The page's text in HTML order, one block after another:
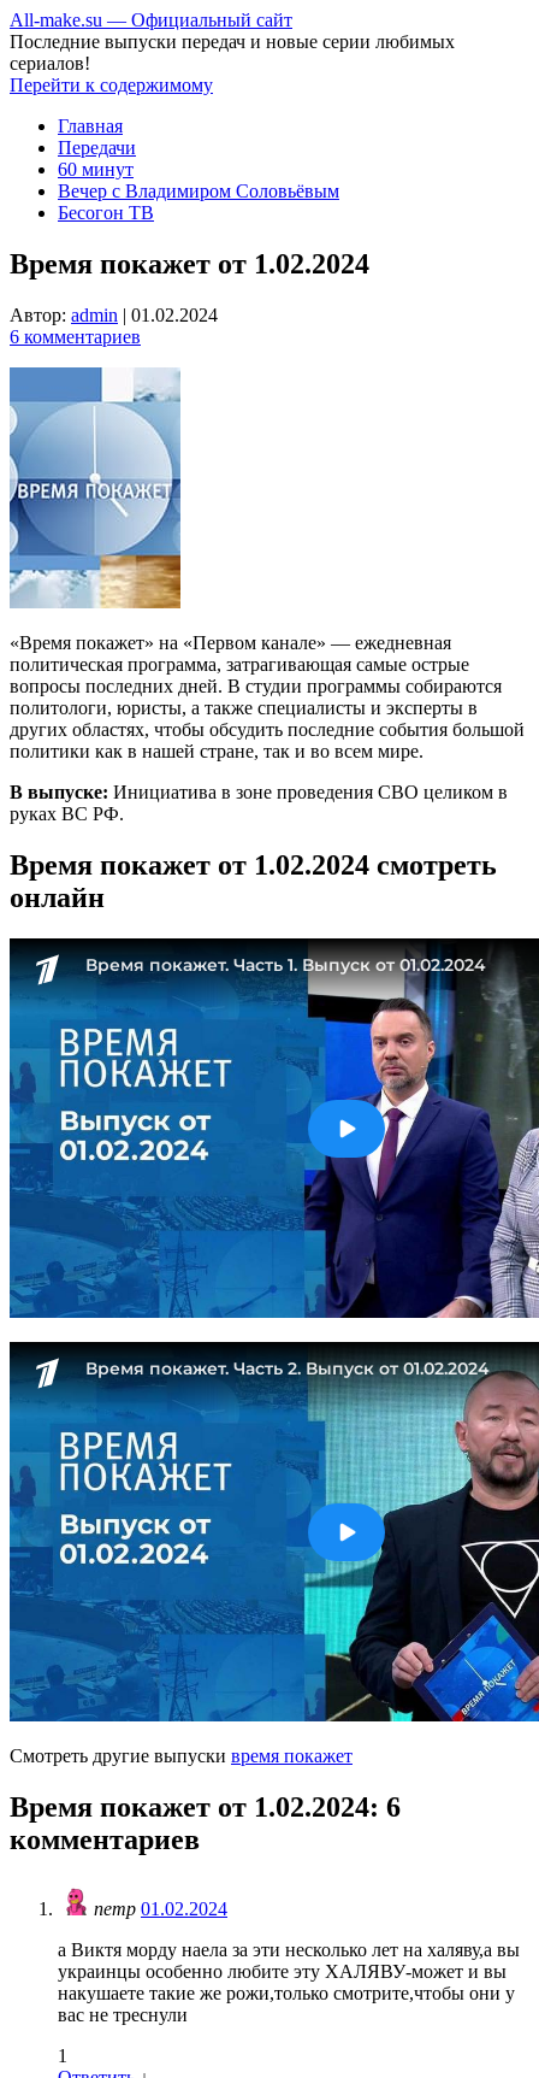
All-make.su — Официальный сайт
Последние выпуски передач и новые серии любимых
сериалов!
Перейти к содержимому
Главная
Передачи
60 минут
Вечер с Владимиром Соловьёвым
Бесогон ТВ
Время покажет от 1.02.2024
Автор: admin | 01.02.2024
6 комментариев
«Время покажет» на «Первом канале» — ежедневная
политическая программа, затрагивающая самые острые
вопросы последних дней. В студии программы собираются
политологи, юристы, а также специалисты и эксперты в
других областях, чтобы обсудить последние события большой
политики как в нашей стране, так и во всем мире.
В выпуске: Инициатива в зоне проведения СВО целиком в
руках ВС РФ.
Время покажет от 1.02.2024 смотреть
онлайн
Смотреть другие выпуски время покажет
Время покажет от 1.02.2024: 6
комментариев
петр 01.02.2024
а Виктя морду наела за эти несколько лет на халяву,а вы
украинцы особенно любите эту ХАЛЯВУ-может и вы
накушаете такие же рожи,только смотрите,чтобы они у
вас не треснули
1